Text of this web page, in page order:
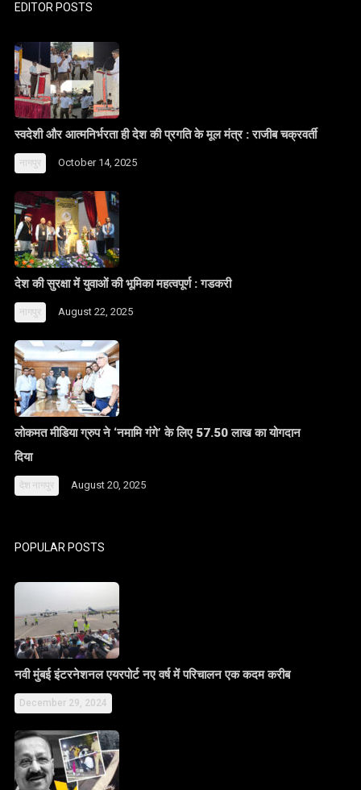
EDITOR POSTS
स्वदेशी और आत्मनिर्भरता ही देश की प्रगति के मूल मंत्र : राजीब चक्रवर्ती
नागपुर October 14, 2025
देश की सुरक्षा में युवाओं की भूमिका महत्वपूर्ण : गडकरी
नागपुर August 22, 2025
लोकमत मीडिया ग्रुप ने ‘नमामि गंगे’ के लिए 57.50 लाख का योगदान
दिया
देश नागपुर August 20, 2025
POPULAR POSTS
नवी मुंबई इंटरनेशनल एयरपोर्ट नए वर्ष में परिचालन एक कदम करीब
December 29, 2024